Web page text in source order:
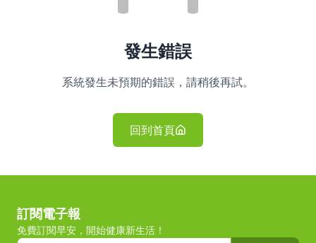
發生錯誤
系統發生未預期的錯誤，請稍後再試。
回到首頁
訂閱電子報
免費訂閱早安，開始健康新生活！